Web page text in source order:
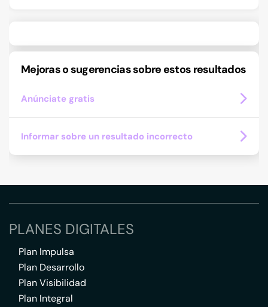
Mejoras o sugerencias sobre estos resultados
Anúnciate gratis
Informar sobre un resultado incorrecto
PLANES DIGITALES
Plan Impulsa
Plan Desarrollo
Plan Visibilidad
Plan Integral